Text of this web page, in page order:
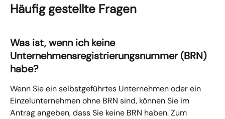
Häufig gestellte Fragen
Was ist, wenn ich keine
Unternehmensregistrierungsnummer (BRN)
habe?
Wenn Sie ein selbstgeführtes Unternehmen oder ein
Einzelunternehmen ohne BRN sind, können Sie im
Antrag angeben, dass Sie keine BRN haben. Zum